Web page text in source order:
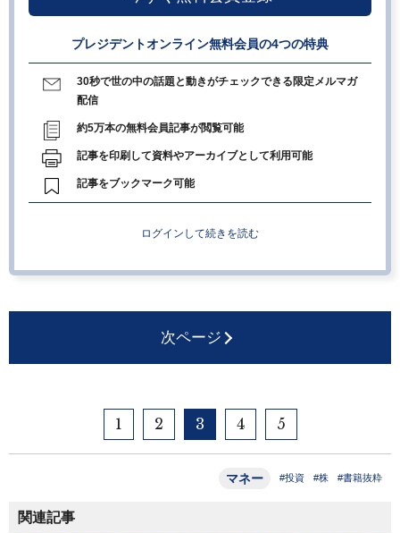
プレジデントオンライン無料会員の4つの特典
30秒で世の中の話題と動きがチェックできる限定メルマガ
配信
約5万本の無料会員記事が閲覧可能
記事を印刷して資料やアーカイブとして利用可能
記事をブックマーク可能
ログインして続きを読む
次ページ
1 2 3 4 5
マネー #投資 #株 #書籍抜粋
関連記事